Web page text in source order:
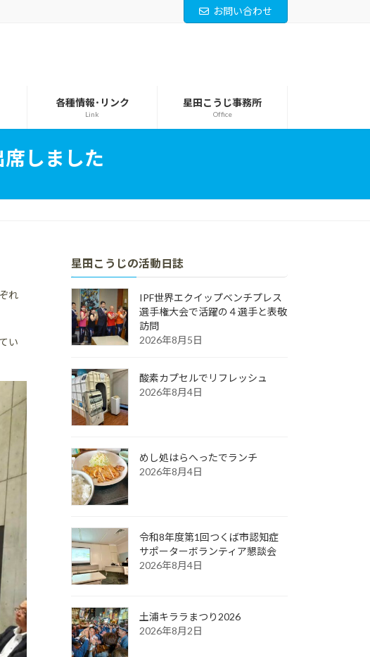
お問い合わせ
各種情報･リンク
Link
星田こうじ事務所
Office
しました
れ
い
星田こうじの活動日誌
IPF世界エクイップベンチプレス
選手権大会で活躍の４選手と表敬
訪問
2026年8月5日
酸素カプセルでリフレッシュ
2026年8月4日
めし処はらへったでランチ
2026年8月4日
令和8年度第1回つくば市認知症
サポーターボランティア懇談会
2026年8月4日
土浦キララまつり2026
2026年8月2日